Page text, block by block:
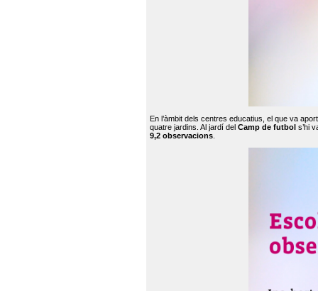
En l’àmbit dels centres educatius, el que va
quatre jardins. Al jardí del Camp de futbol s’hi
9,2 observacions